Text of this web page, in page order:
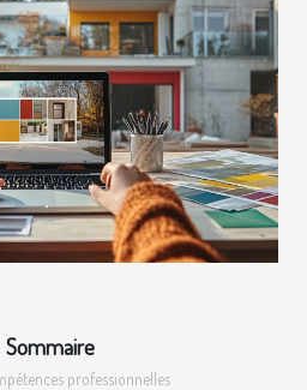
Sommaire
professionnelles